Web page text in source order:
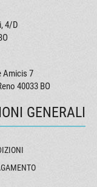
4/D
Amicis 7
40033 BO
GENERALI